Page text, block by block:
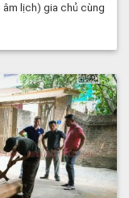
lịch) gia chủ cùng